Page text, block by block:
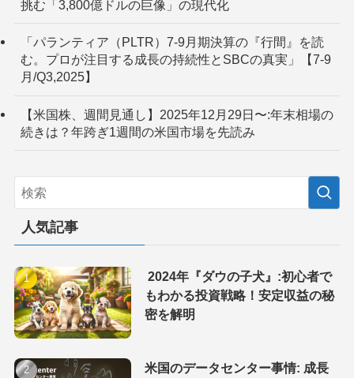
挑む「3,800億ドルの巨像」の現代化
「パランティア（PLTR）7-9月期決算の『行間』を読
む。プロが注目する成長の持続性とSBCの真実」【7-9
月/Q3,2025】
【米国株、週間見通し】2025年12月29日〜:年末相場の
続きは？年跨ぎ1週間の米国市場を先読み
人気記事
2024年『ダウの子犬』:初心者で
もわかる投資戦略！安定収益の秘
密を解明
米国のデータセンター事情: 成長